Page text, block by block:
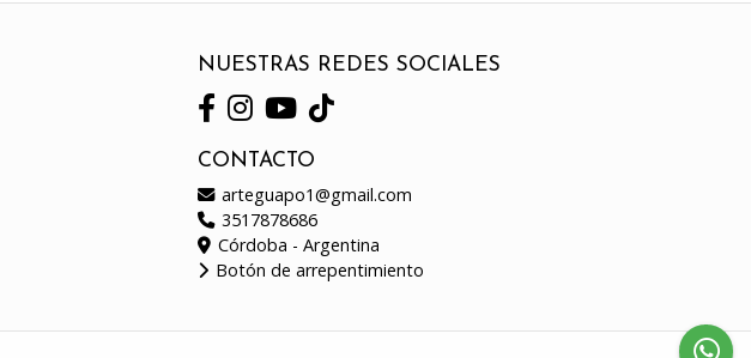
NUESTRAS REDES SOCIALES
CONTACTO
arteguapo1@gmail.com
3517878686
Córdoba - Argentina
Botón de arrepentimiento